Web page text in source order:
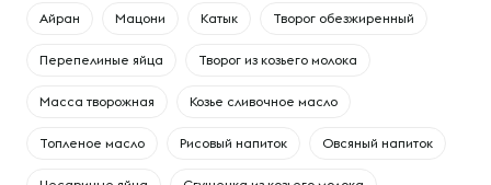
Айран Мацони Катык Творог обезжиренный
Перепелиные яйца Творог из козьего молока
Масса творожная Козье сливочное масло
Топленое масло Рисовый напиток Овсяный напиток